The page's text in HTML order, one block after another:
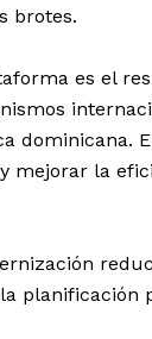
brotes.
es el
dominicana.
mejorar la
planificación